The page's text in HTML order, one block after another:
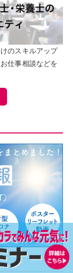
のスキルアップ
仕事相談などを